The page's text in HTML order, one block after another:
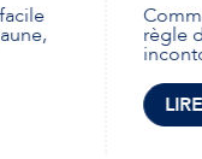
règle